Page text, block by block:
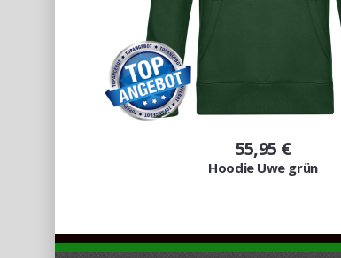
55,95 €
Hoodie Uwe grün